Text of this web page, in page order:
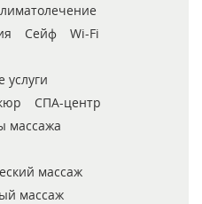
Сейф
Wi-Fi
услуги
СПА-центр
массажа
массаж
массаж